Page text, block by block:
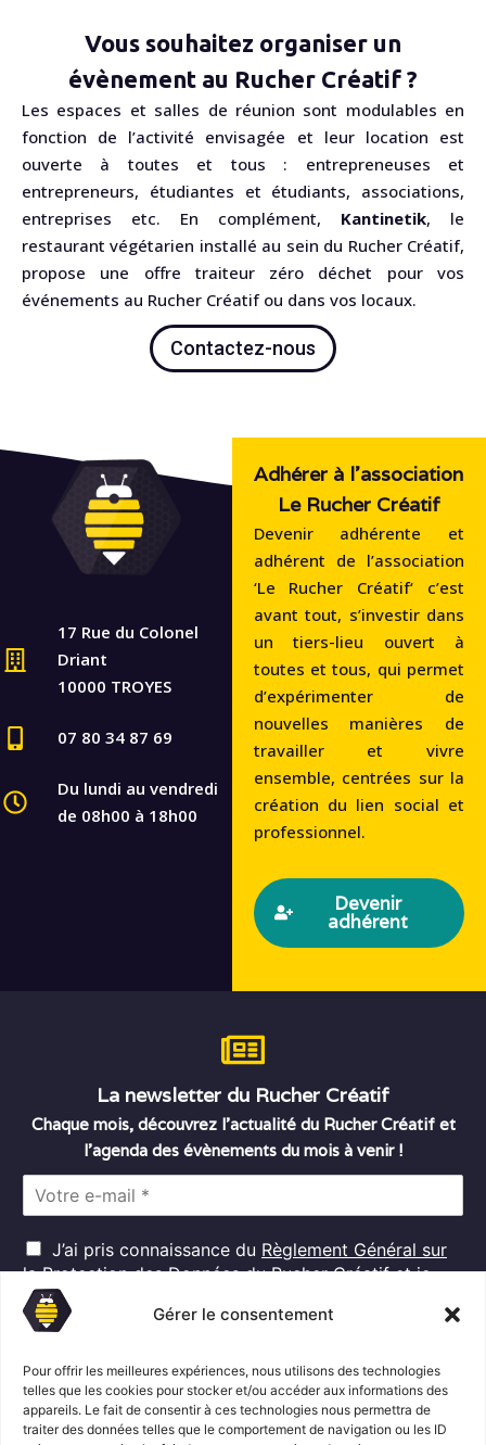
Gérer le consentement
Pour offrir les meilleures expériences, nous utilisons des technologies
telles que les cookies pour stocker et/ou accéder aux informations des
appareils. Le fait de consentir à ces technologies nous permettra de
traiter des données telles que le comportement de navigation ou les ID
Vous souhaitez organiser un
évènement au Rucher Créatif ?
Les espaces et salles de réunion sont modulables en
fonction de l’activité envisagée et leur location est
ouverte à toutes et tous : entrepreneuses et
entrepreneurs, étudiantes et étudiants, associations,
entreprises etc. En complément, Kantinetik, le
restaurant végétarien installé au sein du Rucher Créatif,
propose une offre traiteur zéro déchet pour vos
événements au Rucher Créatif ou dans vos locaux.
Contactez-nous
17 Rue du Colonel
Driant
10000 TROYES
07 80 34 87 69
Du lundi au vendredi
de 08h00 à 18h00
Adhérer à l'association
Le Rucher Créatif
Devenir adhérente et
adhérent de l’association
‘Le Rucher Créatif‘ c’est
avant tout, s’investir dans
un tiers-lieu ouvert à
toutes et tous, qui permet
d’expérimenter de
nouvelles manières de
travailler et vivre
ensemble, centrées sur la
création du lien social et
professionnel.
Devenir
adhérent
La newsletter du Rucher Créatif
Chaque mois, découvrez l’actualité du Rucher Créatif et
l’agenda des évènements du mois à venir !
l
*
R
G
D
P
J’ai pris connaissance du Règlement Général sur
la Protection des Donnéesdu Rucher Créatif et je
consens au traitement de mes données personnelles
dans ces conditions.*
S'abonner